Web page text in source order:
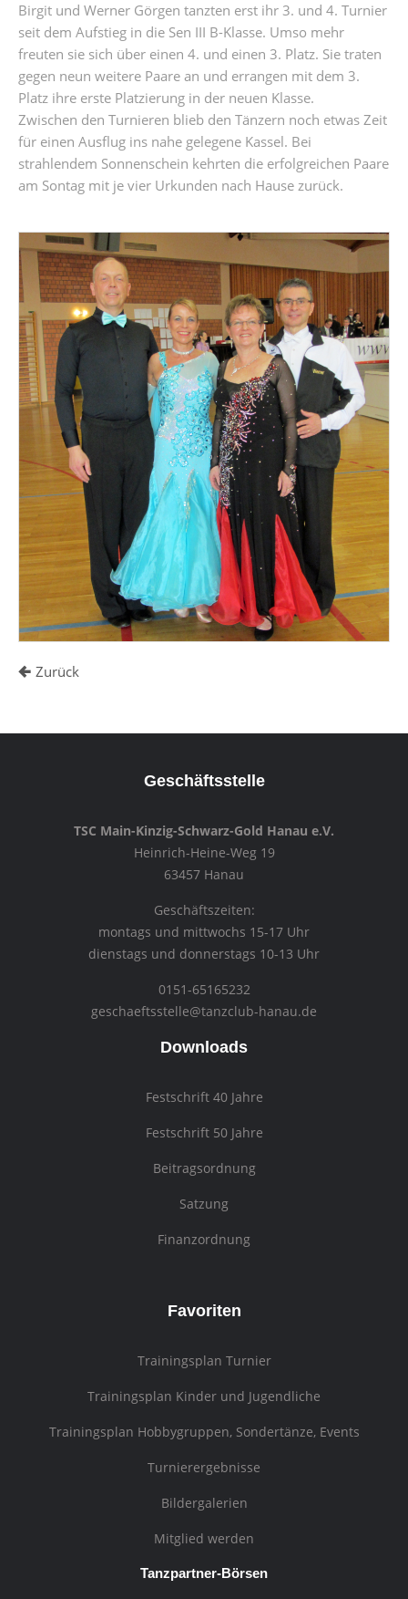
Birgit und Werner Görgen tanzten erst ihr 3. und 4. Turnier
seit dem Aufstieg in die Sen III B-Klasse. Umso mehr
freuten sie sich über einen 4. und einen 3. Platz. Sie traten
gegen neun weitere Paare an und errangen mit dem 3.
Platz ihre erste Platzierung in der neuen Klasse.
Zwischen den Turnieren blieb den Tänzern noch etwas Zeit
für einen Ausflug ins nahe gelegene Kassel. Bei
strahlendem Sonnenschein kehrten die erfolgreichen Paare
am Sontag mit je vier Urkunden nach Hause zurück.
Zurück
Geschäftsstelle
TSC Main-Kinzig-Schwarz-Gold Hanau e.V.
Heinrich-Heine-Weg 19
63457 Hanau
Geschäftszeiten:
montags und mittwochs 15-17 Uhr
dienstags und donnerstags 10-13 Uhr
0151-65165232
geschaeftsstelle@tanzclub-hanau.de
Downloads
Festschrift 40 Jahre
Festschrift 50 Jahre
Beitragsordnung
Satzung
Finanzordnung
Favoriten
Trainingsplan Turnier
Trainingsplan Kinder und Jugendliche
Trainingsplan Hobbygruppen, Sondertänze, Events
Turnierergebnisse
Bildergalerien
Mitglied werden
Tanzpartner-Börsen